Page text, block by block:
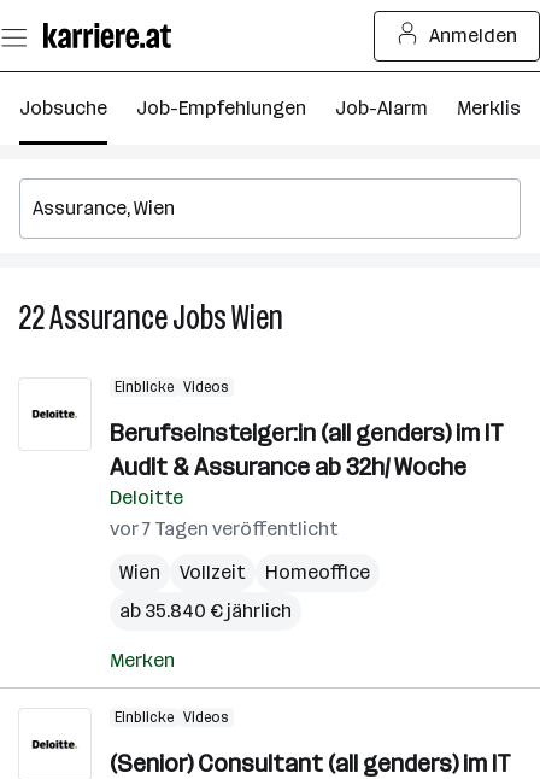
Seiteninhalt
springen
Anmelden
Jobsuche Job-Empfehlungen Job-Alarm Merkliste
22AssuranceJobsWien
Wien
Einblicke Videos
Berufseinsteiger:in (all genders) im IT
Audit & Assurance ab 32h/ Woche
Deloitte
vor 7 Tagen veröffentlicht
Wien
Vollzeit
Homeoffice
ab 35.840 € jährlich
Merken
Einblicke Videos
(Senior) Consultant (all genders) im IT